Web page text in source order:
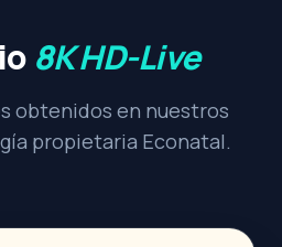
8K HD-Live
obtenidos en nuestros
propietaria Econatal.